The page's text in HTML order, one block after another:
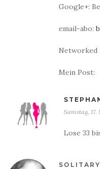
Google+:
email-abo:
Networked
Mein Post:
Samstag, 17.
Lose 33
SOLITARY